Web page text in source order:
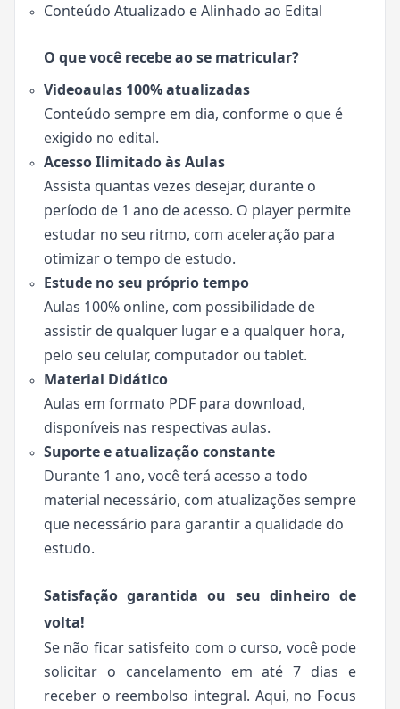
Conteúdo Atualizado e Alinhado ao Edital
O que você recebe ao se matricular?
Videoaulas 100% atualizadas
Conteúdo sempre em dia, conforme o que é
exigido no edital.
Acesso Ilimitado às Aulas
Assista quantas vezes desejar, durante o
período de 1 ano de acesso. O player permite
estudar no seu ritmo, com aceleração para
otimizar o tempo de estudo.
Estude no seu próprio tempo
Aulas 100% online, com possibilidade de
assistir de qualquer lugar e a qualquer hora,
pelo seu celular, computador ou tablet.
Material Didático
Aulas em formato PDF para download,
disponíveis nas respectivas aulas.
Suporte e atualização constante
Durante 1 ano, você terá acesso a todo
material necessário, com atualizações sempre
que necessário para garantir a qualidade do
estudo.
Satisfação garantida ou seu dinheiro de
volta!
Se não ficar satisfeito com o curso, você pode
solicitar o cancelamento em até 7 dias e
receber o reembolso integral. Aqui, no Focus